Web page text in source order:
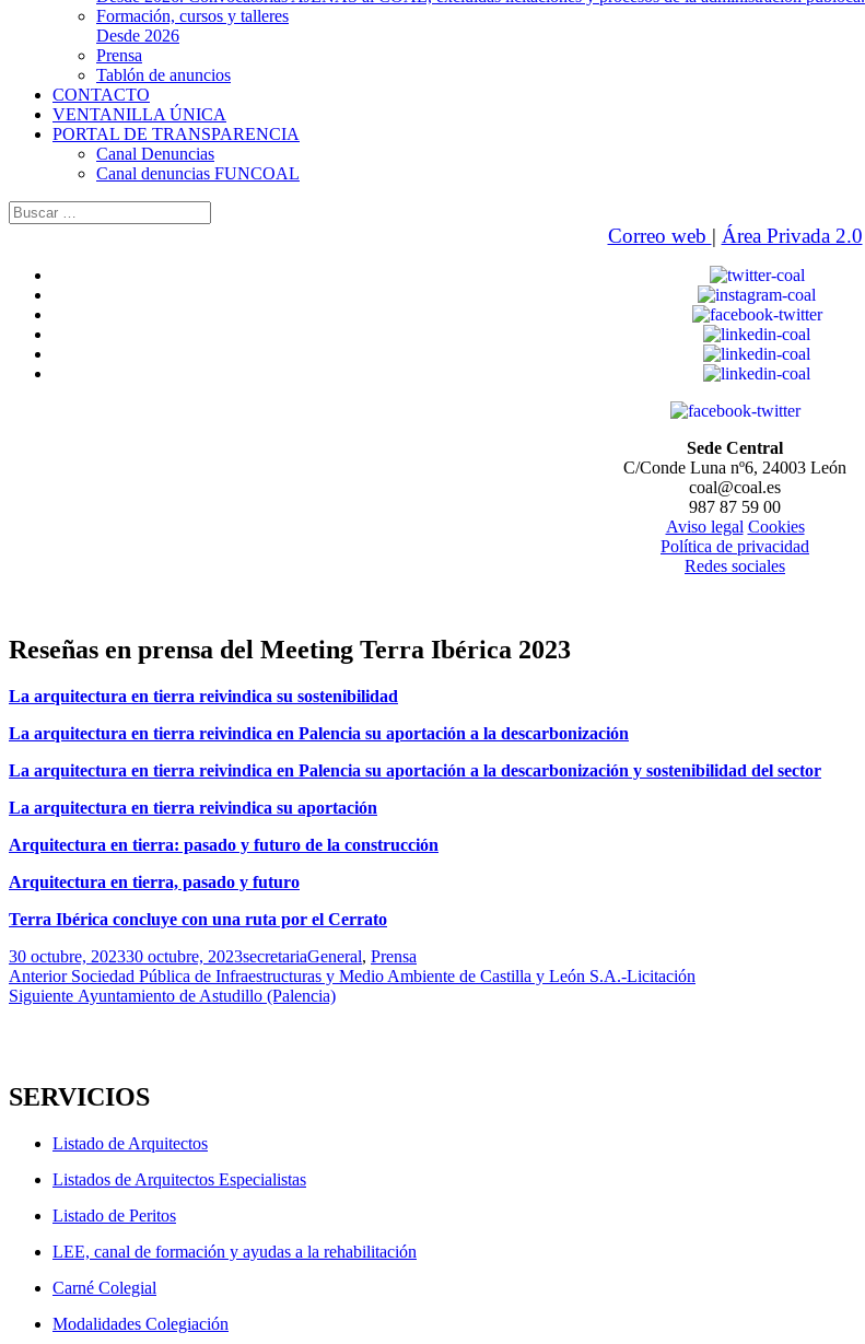
Formación, cursos y talleres
Desde 2026
Prensa
Tablón de anuncios
CONTACTO
VENTANILLA ÚNICA
PORTAL DE TRANSPARENCIA
Canal Denuncias
Canal denuncias FUNCOAL
Buscar:
Correo web | Área Privada 2.0
Sede Central
C/Conde Luna nº6, 24003 León
coal@coal.es
987 87 59 00
Aviso legal Cookies
Política de privacidad
Redes sociales
Reseñas en prensa del Meeting Terra Ibérica 2023
La arquitectura en tierra reivindica su sostenibilidad
La arquitectura en tierra reivindica en Palencia su aportación a la descarbonización
La arquitectura en tierra reivindica en Palencia su aportación a la descarbonización y sostenibilidad del sector
La arquitectura en tierra reivindica su aportación
Arquitectura en tierra: pasado y futuro de la construcción
Arquitectura en tierra, pasado y futuro
Terra Ibérica concluye con una ruta por el Cerrato
Publicado
el
30 octubre, 202330 octubre, 2023Autor
secretariaCategorías
General, Prensa
Navegación
de
Anterior Entrada
anterior:
Sociedad Pública de Infraestructuras y Medio Ambiente de Castilla y León S.A.-Licitación
Siguiente Entrada
Ayuntamiento de Astudillo (Palencia)
SERVICIOS
Listado de Arquitectos
Listados de Arquitectos Especialistas
Listado de Peritos
LEE, canal de formación y ayudas a la rehabilitación
Carné Colegial
Modalidades Colegiación